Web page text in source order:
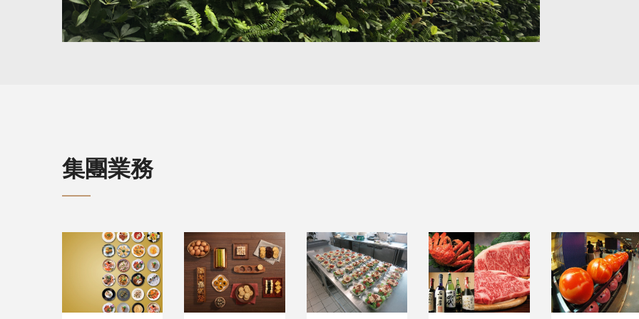
集團業務
餐飲業務 手信業務 機構膳食服務 食品貿易 休閒娛樂